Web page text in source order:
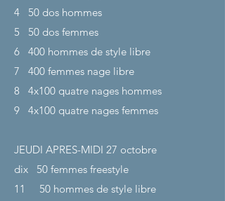
4
50 dos hommes
5
50 dos femmes
6
400 hommes de style libre
7
400 femmes nage libre
8
4x100 quatre nages hommes
9
4x100 quatre nages femmes
JEUDI APRES-MIDI 27 octobre
dix
50 femmes freestyle
11
50 hommes de style libre